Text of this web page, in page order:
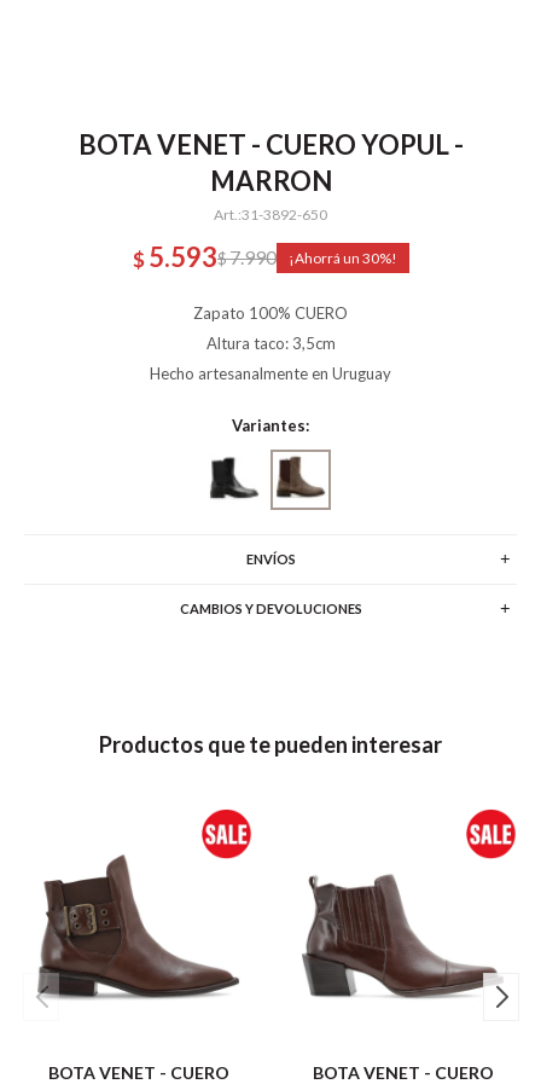
BOTA VENET - CUERO YOPUL -
MARRON
31-3892-650
$ 5.593$7.990 30
Zapato 100% CUERO
Altura taco: 3,5cm
Hecho artesanalmente en Uruguay
Variantes:
ENVÍOS
CAMBIOS Y DEVOLUCIONES
Productos que te pueden interesar
BOTA VENET - CUERO
BOTA VENET - CUERO